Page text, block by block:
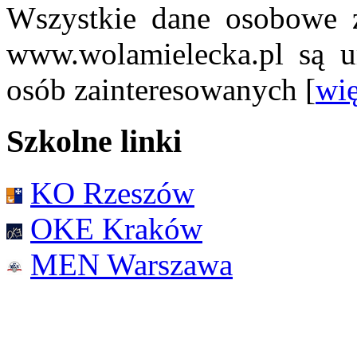
Wszystkie dane osobowe
www.wolamielecka.pl są
osób zainteresowanych [
Szkolne linki
KO Rzeszów
OKE Kraków
MEN Warszawa